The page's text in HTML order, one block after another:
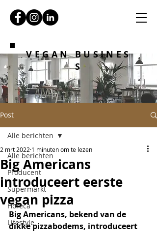
VEGAN BUSINES
S
Post
Alle berichten
Producent
Supermarkt
Horeca
Lifestyle
Alle berichten
Big Americans
introduceert eerste
vegan pizza
2 mrt 2022 1 minuten om te lezen
Big Americans, bekend van de
dikke pizzabodems, introduceert